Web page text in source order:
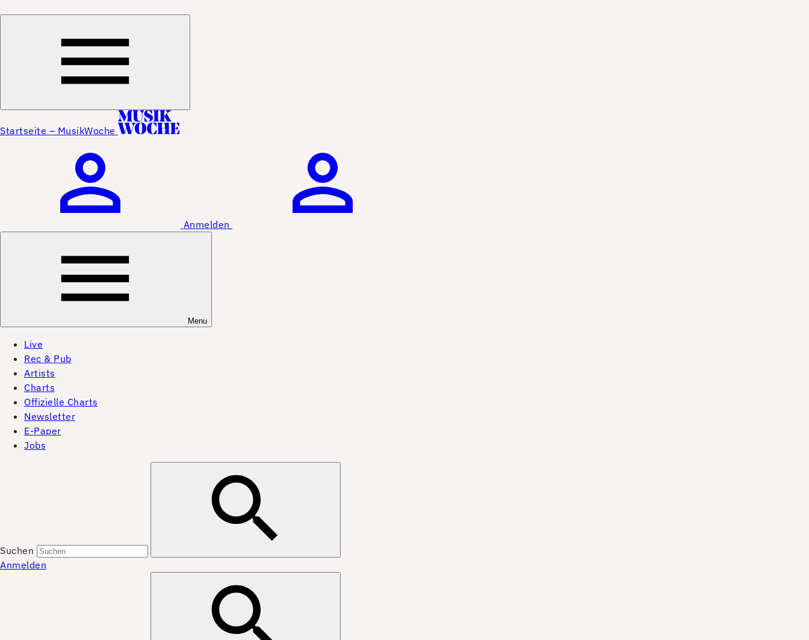
Startseite – MusikWoche
Anmelden
Menu
Live
Rec & Pub
Artists
Charts
Offizielle Charts
Newsletter
E-Paper
Jobs
Suchen
Anmelden